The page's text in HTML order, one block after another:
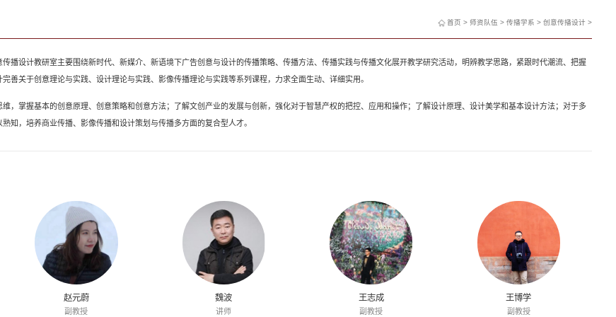
首页 > 师资队伍 >传播学系 >创意传播设计 >
播设计教研室主要围绕新时代、新媒介、新语境下广告创意与设计的传播策略、传播方法、传播实践与传播文化展开教学研究活动，明辨教学思路，紧跟时代潮流、把握
善关于创意理论与实践、设计理论与实践、影像传播理论与实践等系列课程，力求全面生动、详细实用。
，掌握基本的创意原理、创意策略和创意方法；了解文创产业的发展与创新，强化对于智慧产权的把控、应用和操作；了解设计原理、设计美学和基本设计方法；对于多
知，培养商业传播、影像传播和设计策划与传播多方面的复合型人才。
赵元蔚
副教授
魏波
讲师
王志成
副教授
王博学
副教授